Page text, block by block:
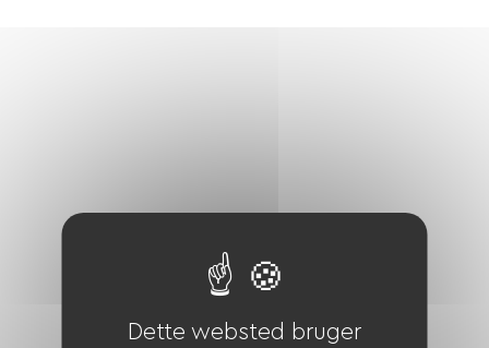
Dette websted bruger